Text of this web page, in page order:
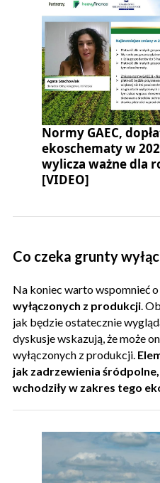
Normy GAEC,
ekoschematy w
wylicza ważne dla
[VIDEO]
Co czeka grunty
Na koniec warto wspomnieć
wyłączonych z produkcji.
jak będzie ostatecznie
dyskusje wskazują, że może
wyłączonych z produkcji.
jak zadrzewienia
wchodziły w zakres tego